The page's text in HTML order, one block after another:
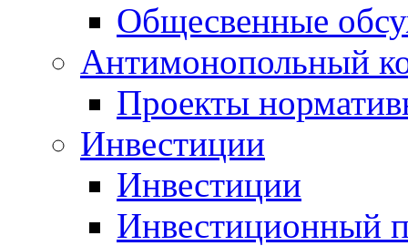
Общесвенные
Антимонопольный
Проекты
Инвестиции
Инвестиции
Инвестиционный